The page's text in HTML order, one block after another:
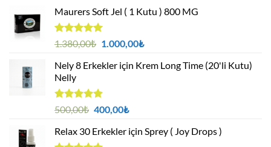
Maurers Soft Jel ( 1 Kutu ) 800 MG
5 üzerinden
oy
aldı
1.380,00₺ Orijinal
1.380,00₺.
1.000,00₺Şu
fiyat:
Nely 8 Erkekler için Krem Long Time (20'li Kutu)
Nelly
5 üzerinden
oy
aldı
500,00₺ Orijinal
500,00₺.
400,00₺Şu
fiyat:
Relax 30 Erkekler için Sprey ( Joy Drops )